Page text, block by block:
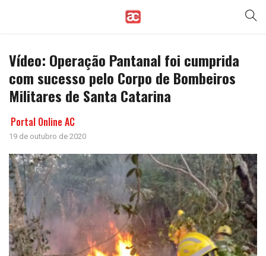
Vídeo: Operação Pantanal foi cumprida
com sucesso pelo Corpo de Bombeiros
Militares de Santa Catarina
Portal Online AC
19 de outubro de 2020